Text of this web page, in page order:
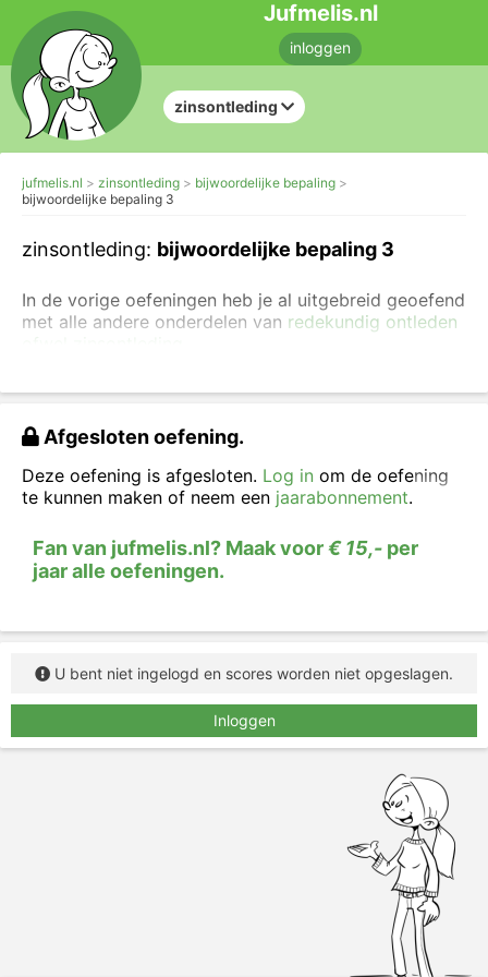
Jufmelis.nl
inloggen
zinsontleding
jufmelis.nl zinsontleding
bijwoordelijke bepaling
bijwoordelijke bepaling 3
zinsontleding: bijwoordelijke bepaling 3
In de vorige oefeningen heb je al uitgebreid geoefend
met alle andere onderdelen van redekundig ontleden
bepalingen staan.
Lees er alles over in de uitleg over
de bijwoordelijke bepaling.
Veel succes met het ontleden van de volgende
zinnen.
Afgesloten oefening.
Deze oefening is afgesloten. Log in om de oefening
te kunnen maken of neem een jaarabonnement.
Fan van jufmelis.nl? Maak voor€ 15,- per
jaar alle oefeningen.
U bent niet ingelogd en scores worden niet opgeslagen.
Inloggen